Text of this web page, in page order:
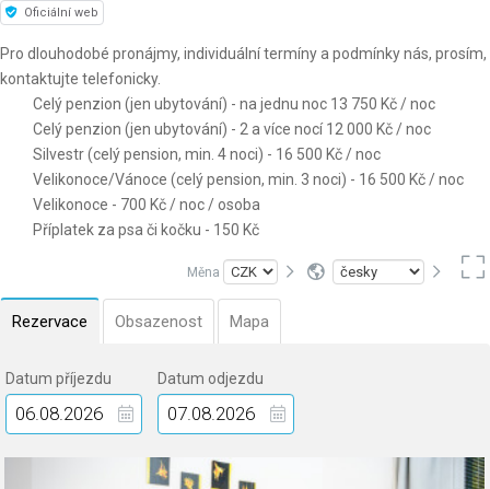
Oficiální web
Pro dlouhodobé pronájmy, individuální termíny a podmínky nás, prosím,
kontaktujte telefonicky.
Celý penzion (jen ubytování) - na jednu noc 13 750 Kč / noc
Celý penzion (jen ubytování) - 2 a více nocí 12 000 Kč / noc
Silvestr (celý pension, min. 4 noci) - 16 500 Kč / noc
Velikonoce/Vánoce (celý pension, min. 3 noci) - 16 500 Kč / noc
Velikonoce - 700 Kč / noc / osoba
Příplatek za psa či kočku - 150 Kč
Měna
Rezervace Obsazenost Mapa
Datum příjezdu Datum odjezdu